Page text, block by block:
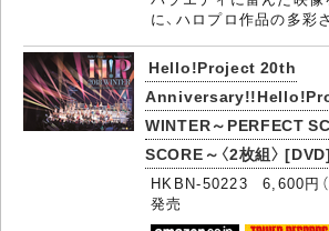
に、ハロプロ作品の多
Hello!Project 20th
WINTER～PERFECT
SCORE～〈2枚組〉
HKBN-50223 6,600円（
発売